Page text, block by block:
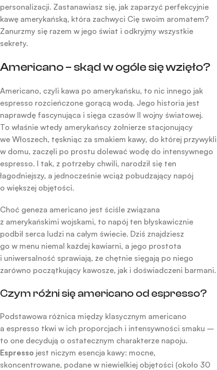
personalizacji. Zastanawiasz się, jak zaparzyć perfekcyjnie
kawę amerykańską, która zachwyci Cię swoim aromatem?
Zanurzmy się razem w jego świat i odkryjmy wszystkie
sekrety.
Americano – skąd w ogóle się wzięło?
Americano, czyli kawa po amerykańsku, to nic innego jak
espresso rozcieńczone gorącą wodą. Jego historia jest
naprawdę fascynująca i sięga czasów II wojny światowej.
To właśnie wtedy amerykańscy żołnierze stacjonujący
we Włoszech, tęskniąc za smakiem kawy, do której przywykli
w domu, zaczęli po prostu dolewać wodę do intensywnego
espresso. I tak, z potrzeby chwili, narodził się ten
łagodniejszy, a jednocześnie wciąż pobudzający napój
o większej objętości.
Choć geneza americano jest ściśle związana
z amerykańskimi wojskami, to napój ten błyskawicznie
podbił serca ludzi na całym świecie. Dziś znajdziesz
go w menu niemal każdej kawiarni, a jego prostota
i uniwersalność sprawiają, że chętnie sięgają po niego
zarówno początkujący kawosze, jak i doświadczeni barmani.
Czym różni się americano od espresso?
Podstawowa różnica między klasycznym americano
a espresso tkwi w ich proporcjach i intensywności smaku –
to one decydują o ostatecznym charakterze napoju.
Espresso jest niczym esencja kawy: mocne,
skoncentrowane, podane w niewielkiej objętości (około 30